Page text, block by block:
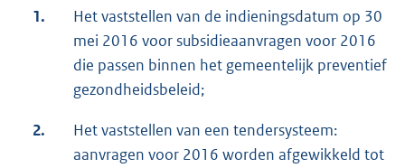
1.
Het vaststellen van de indieningsdatum op 30
mei 2016 voor subsidieaanvragen voor 2016
die passen binnen het gemeentelijk preventief
gezondheidsbeleid;
2.
Het vaststellen van een tendersysteem:
aanvragen voor 2016 worden afgewikkeld tot